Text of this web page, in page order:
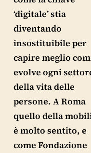
‘digitale’ stia
diventando
insostituibile per
capire meglio
evolve ogni
della vita delle
persone. A Roma
quello della
è molto sentito, e
come Fondazione